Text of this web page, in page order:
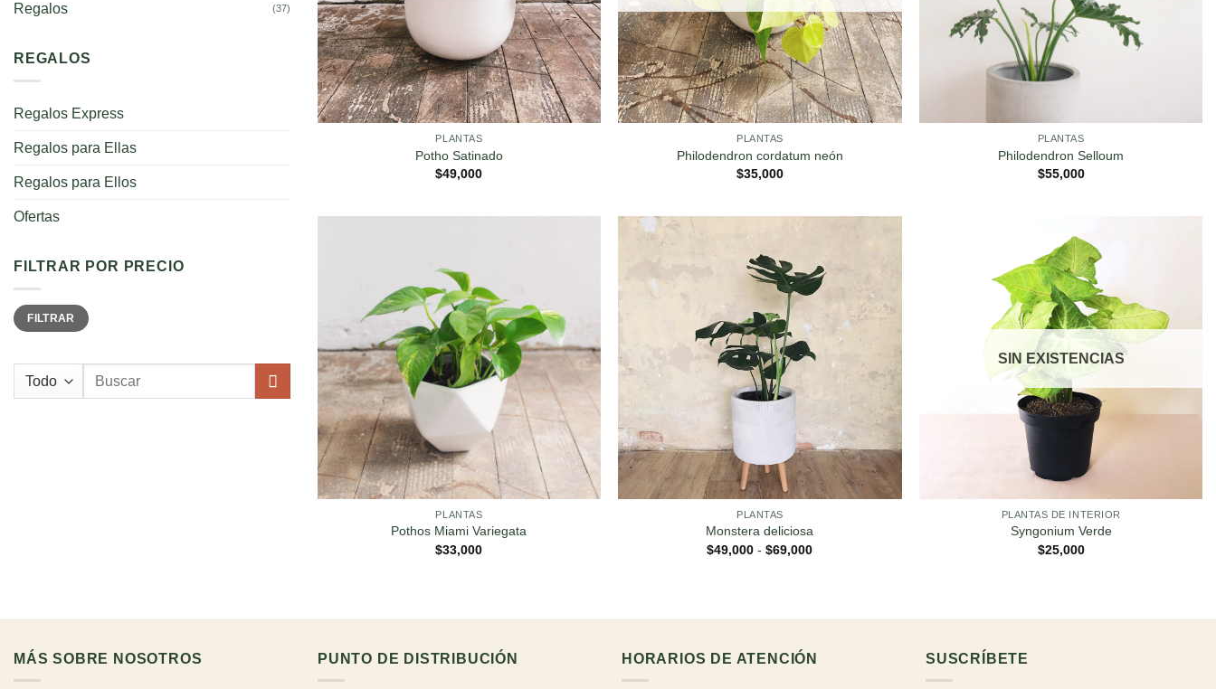
Regalos (37)
REGALOS
Regalos Express
Regalos para Ellas
Regalos para Ellos
Ofertas
FILTRAR POR PRECIO
Precio
mínimo
Precio
máximo
FILTRAR
Buscar
PLANTAS
Potho Satinado
$49,000
PLANTAS
Philodendron cordatum neón
$35,000
PLANTAS
Philodendron Selloum
$55,000
PLANTAS
Pothos Miami Variegata
$33,000
PLANTAS
Monstera deliciosa
$49,000 - $69,000Rango
SIN EXISTENCIAS
PLANTAS DE INTERIOR
Syngonium Verde
$25,000
MÁS SOBRE NOSOTROS PUNTO DE DISTRIBUCIÓN HORARIOS DE ATENCIÓN SUSCRÍBETE